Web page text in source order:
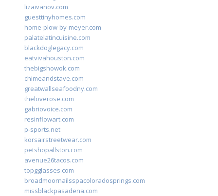
lizaivanov.com
guesttinyhomes.com
home-plow-by-meyer.com
palatelatincuisine.com
blackdoglegacy.com
eatvivahouston.com
thebigshowok.com
chimeandstave.com
greatwallseafoodny.com
theloverose.com
gabriovoice.com
resinflowart.com
p-sports.net
korsairstreetwear.com
petshopallston.com
avenue26tacos.com
topgglasses.com
broadmoornailsspacoloradosprings.com
missblackpasadena.com